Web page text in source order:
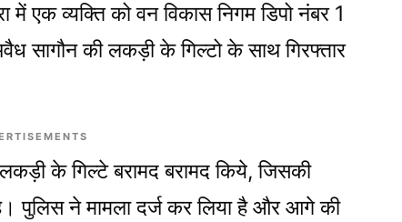
में एक व्यक्ति को वन विकास निगम डिपो नंबर 1
सागौन की लकड़ी के गिल्टो के साथ गिरफ्तार
के गिल्टे बरामद बरामद किये, जिसकी
पुलिस ने मामला दर्ज कर लिया है और आगे की